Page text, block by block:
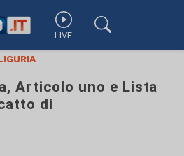
LIVE
Articolo uno e Lista
di